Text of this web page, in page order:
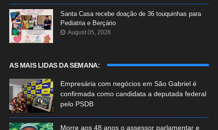
Santa Casa recebe doação de 36 touquinhas para
Pediatria e Berçário
August 05, 2026
AS MAIS LIDAS DA SEMANA:
Empresária com negócios em São Gabriel é
confirmada como candidata a deputada federal
pelo PSDB
Morre aos 48 anos o assessor parlamentar e